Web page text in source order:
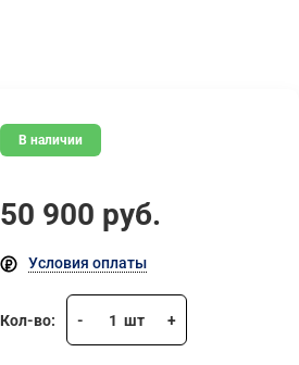
В наличии
50 900 руб.
Условия оплаты
Кол-во: - 1 шт +